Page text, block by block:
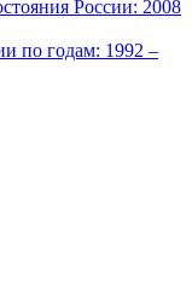
России: 2008
по годам: 1992 –